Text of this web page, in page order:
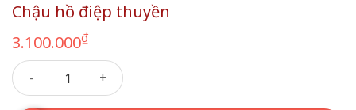
Chậu hồ điệp thuyền
3.100.000₫
Chậu hồ điệp thuyền số lượng